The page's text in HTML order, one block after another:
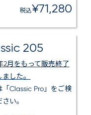
税込¥71,280
205
2月をもって販売終了
した。
「Classic Pro」をご検
い。